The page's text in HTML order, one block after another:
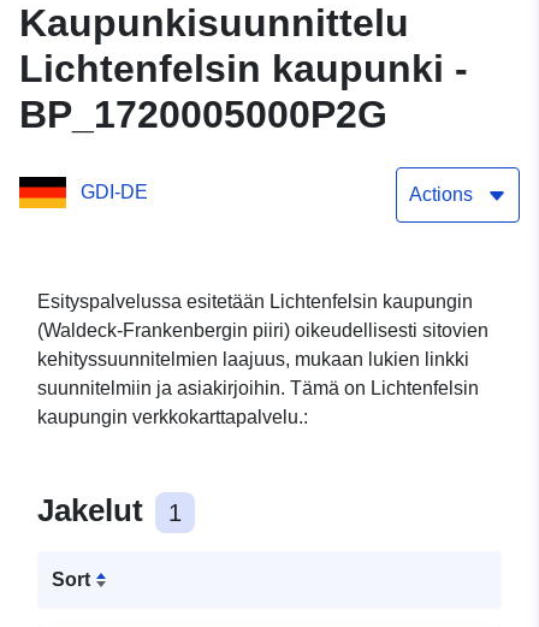
Kaupunkisuunnittelu
Lichtenfelsin kaupunki -
BP_1720005000P2G
GDI-DE Actions
Esityspalvelussa esitetään Lichtenfelsin kaupungin
(Waldeck-Frankenbergin piiri) oikeudellisesti sitovien
kehityssuunnitelmien laajuus, mukaan lukien linkki
suunnitelmiin ja asiakirjoihin. Tämä on Lichtenfelsin
kaupungin verkkokarttapalvelu.:
Jakelut 1
Sort